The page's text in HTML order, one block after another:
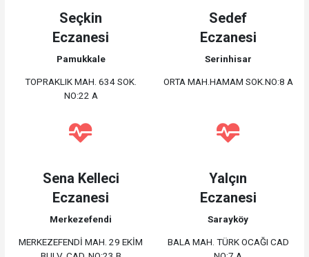
Seçkin
Eczanesi
Pamukkale
TOPRAKLIK MAH. 634 SOK.
NO:22 A
Sedef
Eczanesi
Serinhisar
ORTA MAH.HAMAM SOK.NO:8 A
Sena Kelleci
Eczanesi
Merkezefendi
MERKEZEFENDİ MAH. 29 EKİM
Yalçın
Eczanesi
Sarayköy
BALA MAH. TÜRK OCAĞI CAD